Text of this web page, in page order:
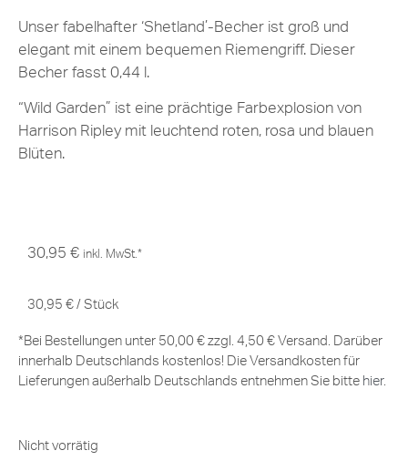
Unser fabelhafter ‘Shetland’-Becher ist groß und
elegant mit einem bequemen Riemengriff. Dieser
Becher fasst 0,44 l.
“Wild Garden” ist eine prächtige Farbexplosion von
Harrison Ripley mit leuchtend roten, rosa und blauen
Blüten.
30,95 € inkl. MwSt.*
30,95 € / Stück
*Bei Bestellungen unter 50,00 € zzgl. 4,50 € Versand. Darüber
innerhalb Deutschlands kostenlos! Die Versandkosten für
Lieferungen außerhalb Deutschlands entnehmen Sie bitte hier.
Nicht vorrätig